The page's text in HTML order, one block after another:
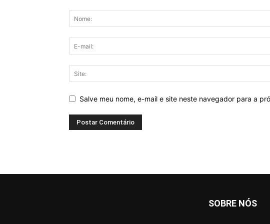
Salve meu nome, e-mail e site neste navegador para a
SOBRE NÓS